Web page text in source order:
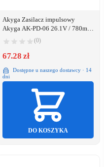
Akyga Zasilacz impulsowy
Akyga AK-PD-06 26.1V / 780mA
20W wtyczka Dyson V6 V7 V8
(0)
67.28 zł
Dostępne u naszego dostawcy · 14
dni
DO KOSZYKA